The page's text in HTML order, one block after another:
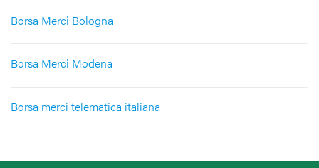
Borsa Merci Bologna
Borsa Merci Modena
Borsa merci telematica italiana